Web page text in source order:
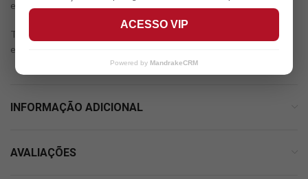
elasticidade)
Tamanho GG: Cintura: 80cm/ Lateral: 16cm. (medidas sem
elasticidade)
INFORMAÇÃO ADICIONAL
AVALIAÇÕES
ACESSO VIP
Powered by MandrakeCRM